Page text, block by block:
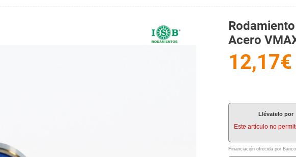
Acero
12,17€
Llévatelo por
Este artículo no
Financiación ofrecida por